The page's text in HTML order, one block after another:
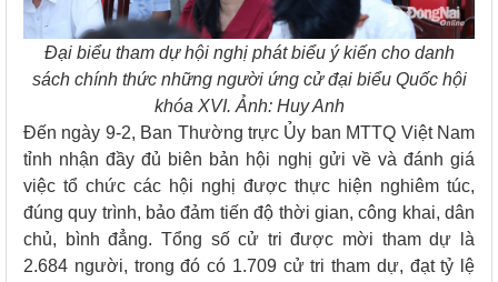
Đại biểu tham dự hội nghị phát biểu ý kiến cho danh
sách chính thức những người ứng cử đại biểu Quốc hội
khóa XVI. Ảnh: Huy Anh
Đến ngày 9-2, Ban Thường trực Ủy ban MTTQ Việt Nam
tỉnh nhận đầy đủ biên bản hội nghị gửi về và đánh giá
việc tổ chức các hội nghị được thực hiện nghiêm túc,
đúng quy trình, bảo đảm tiến độ thời gian, công khai, dân
chủ, bình đẳng. Tổng số cử tri được mời tham dự là
2.684 người, trong đó có 1.709 cử tri tham dự, đạt tỷ lệ